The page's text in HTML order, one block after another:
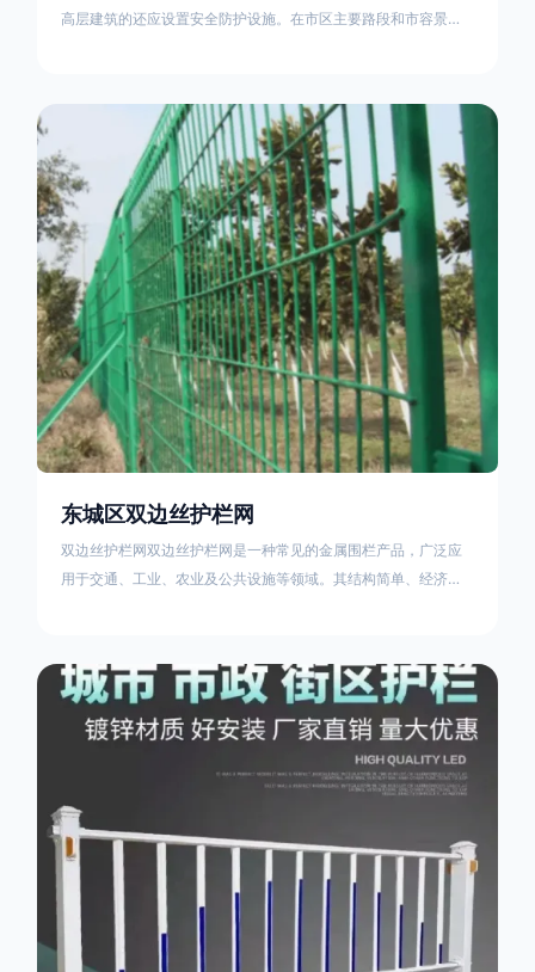
高层建筑的还应设置安全防护设施。在市区主要路段和市容景观
料应保证围栏稳固、整洁、美观。市政工程项目工地，可按工程
进度分段设置围栏或按规定使用统一的连续性护栏设施。施工单
位不得在工地围栏外堆放建筑材料、垃圾和工程渣土。在
东城区双边丝护栏网
双边丝护栏网双边丝护栏网是一种常见的金属围栏产品，广泛应
用于交通、工业、农业及公共设施等领域。其结构简单、经济实
边丝护栏网由低碳钢丝（Q235材质）通过焊接或编织形成网格结
构，网片两侧各有一根加固的纵向钢丝（双边丝），用于与立柱
连接固定。其表面通常采用镀锌、喷塑或浸塑处理，以增强耐腐